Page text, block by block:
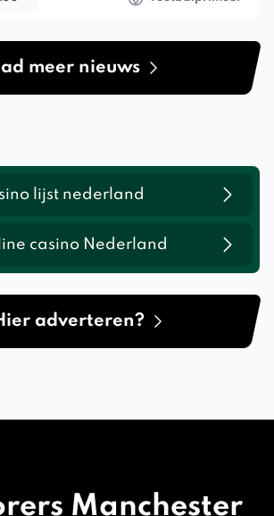
meer nieuws
lijst nederland
casino Nederland
adverteren?
Manchester